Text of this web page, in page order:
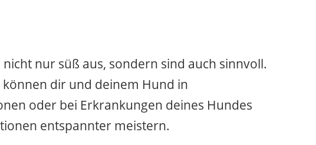
nicht nur süß aus, sondern sind auch sinnvoll.
können dir und deinem Hund in
oder bei Erkrankungen deines Hundes
entspannter meistern.